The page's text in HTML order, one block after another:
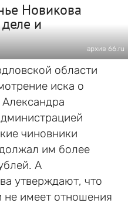
Новикова
и
архив 66.ru
области
иска о
чиновники
им более
А
утверждают, что
не имеет отношения